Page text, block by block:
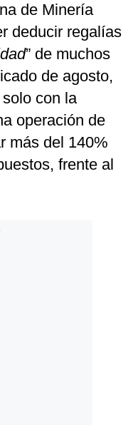
de Minería
deducir regalías
” de muchos
de agosto,
con la
operación de
más del 140%
frente al